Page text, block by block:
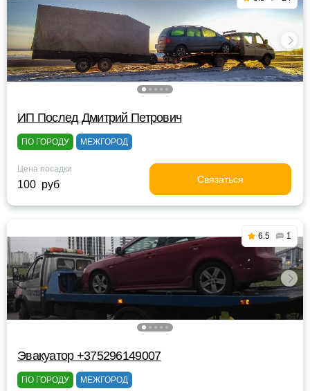
ИП Послед Дмитрий Петрович
ПО ГОРОДУ МЕЖГОРОД
Цена посадки
100 руб Связаться
6.5 1
Эвакуатор +375296149007
ПО ГОРОДУ МЕЖГОРОД